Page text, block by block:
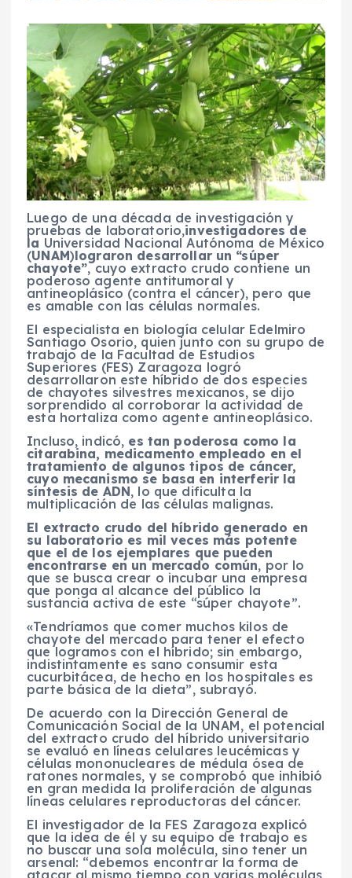
Luego de una década de investigación y
pruebas de laboratorio,investigadores de
la Universidad Nacional Autónoma de México
(UNAM)lograron desarrollar un “súper
chayote”, cuyo extracto crudo contiene un
poderoso agente antitumoral y
antineoplásico (contra el cáncer), pero que
es amable con las células normales.
El especialista en biología celular Edelmiro
Santiago Osorio, quien junto con su grupo de
trabajo de la Facultad de Estudios
Superiores (FES) Zaragoza logró
desarrollaron este híbrido de dos especies
de chayotes silvestres mexicanos, se dijo
sorprendido al corroborar la actividad de
esta hortaliza como agente antineoplásico.
Incluso, indicó, es tan poderosa como la
citarabina, medicamento empleado en el
tratamiento de algunos tipos de cáncer,
cuyo mecanismo se basa en interferir la
síntesis de ADN, lo que dificulta la
multiplicación de las células malignas.
El extracto crudo del híbrido generado en
su laboratorio es mil veces más potente
que el de los ejemplares que pueden
encontrarse en un mercado común, por lo
que se busca crear o incubar una empresa
que ponga al alcance del público la
sustancia activa de este “súper chayote”.
«Tendríamos que comer muchos kilos de
chayote del mercado para tener el efecto
que logramos con el híbrido; sin embargo,
indistintamente es sano consumir esta
cucurbitácea, de hecho en los hospitales es
parte básica de la dieta”, subrayó.
De acuerdo con la Dirección General de
Comunicación Social de la UNAM, el potencial
del extracto crudo del híbrido universitario
se evaluó en líneas celulares leucémicas y
células mononucleares de médula ósea de
ratones normales, y se comprobó que inhibió
en gran medida la proliferación de algunas
líneas celulares reproductoras del cáncer.
El investigador de la FES Zaragoza explicó
que la idea de él y su equipo de trabajo es
no buscar una sola molécula, sino tener un
arsenal: “debemos encontrar la forma de